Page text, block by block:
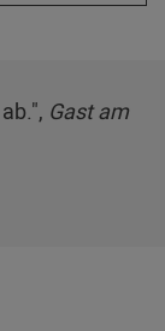
Gast am